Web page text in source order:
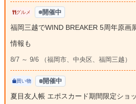
グルメ 開催中
福岡三越でWIND BREAKER 5周年原画
情報も
8/7 ～ 9/6 （福岡市、中央区、福岡三越）
買い物 開催中
夏目友人帳 エポスカード期間限定ショ